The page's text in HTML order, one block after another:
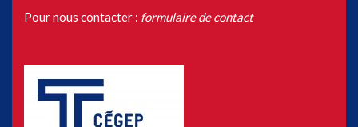
Pour nous contacter : formulaire de contact